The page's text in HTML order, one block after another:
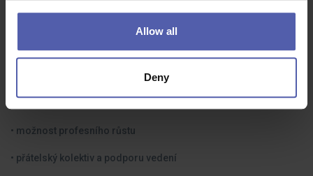
Allow all
Deny
• stabilní zaměstnání v zavedené společnosti
• možnost profesního růstu
• přátelský kolektiv a podporu vedení